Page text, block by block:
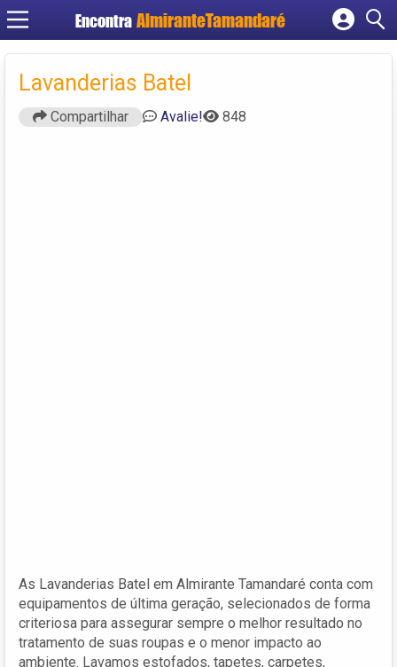
Encontra
Cadastrar empresa
Criar conta
Lavanderias Batel
Compartilhar Avalie! 848
As Lavanderias Batel em Almirante Tamandaré conta com
equipamentos de última geração, selecionados de forma
criteriosa para assegurar sempre o melhor resultado no
tratamento de suas roupas e o menor impacto ao
ambiente. Lavamos estofados, tapetes, carpetes,